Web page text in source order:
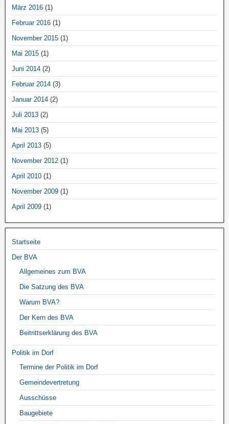
März 2016 (1)
Februar 2016 (1)
November 2015 (1)
Mai 2015 (1)
Juni 2014 (2)
Februar 2014 (3)
Januar 2014 (2)
Juli 2013 (2)
Mai 2013 (5)
April 2013 (5)
November 2012 (1)
April 2010 (1)
November 2009 (1)
April 2009 (1)
Startseite
Der BVA
Allgemeines zum BVA
Die Satzung des BVA
Warum BVA?
Der Kern des BVA
Beitrittserklärung des BVA
Politik im Dorf
Termine der Politik im Dorf
Gemeindevertretung
Ausschüsse
Baugebiete